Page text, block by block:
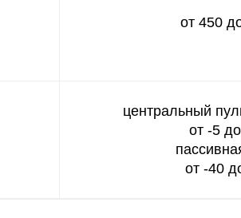
от 450
центральный
от -5
от -40